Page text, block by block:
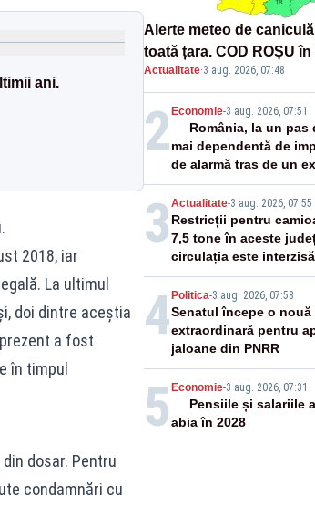
ani.
2018, iar
La ultimul
doi dintre aceștia
a fost
în timpul
dosar. Pentru
condamnări cu
Alerte meteo de
toată țara. COD ROȘU
Actualitate·3 aug. 2026, 07:48
2Economie-3 aug. 2026, 07:51
România, la un
mai dependentă de
de alarmă tras de un
3 Actualitate-3 aug. 2026, 07:55
Restricții pentru
7,5 tone în aceste
circulația este
12:00 și 20:00
4Politica-3 aug. 2026, 07:58
Senatul începe o nouă
extraordinară pentru
jaloane din PNRR
5 Economie-3 aug. 2026, 07:31
Pensiile și salariile
abia în 2028